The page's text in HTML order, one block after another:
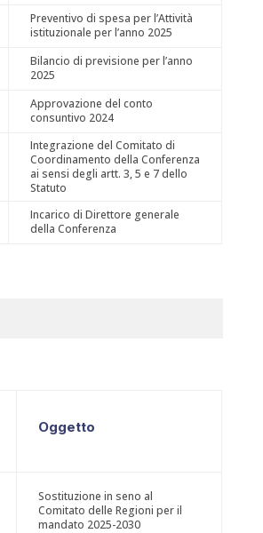
Preventivo di spesa per l’Attività
istituzionale per l’anno 2025
Bilancio di previsione per l’anno
2025
Approvazione del conto
consuntivo 2024
Integrazione del Comitato di
Coordinamento della Conferenza
ai sensi degli artt. 3, 5 e 7 dello
Statuto
Incarico di Direttore generale
della Conferenza
Oggetto
Sostituzione in seno al
Comitato delle Regioni per il
mandato 2025-2030